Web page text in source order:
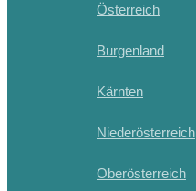
Österreich
Burgenland
Kärnten
Niederösterreich
Oberösterreich